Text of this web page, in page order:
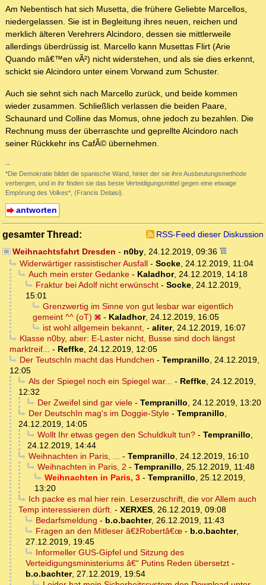
Am Nebentisch hat sich Musetta, die frühere Geliebte Marcellos,
niedergelassen. Sie ist in Begleitung ihres neuen, reichen und
merklich älteren Verehrers Alcindoro, dessen sie mittlerweile
allerdings überdrüssig ist. Marcello kann Musettas Flirt (Arie
Quando mâ€™en vÃ²) nicht widerstehen, und als sie dies erkennt,
schickt sie Alcindoro unter einem Vorwand zum Schuster.
Auch sie sehnt sich nach Marcello zurück, und beide kommen
wieder zusammen. Schließlich verlassen die beiden Paare,
Schaunard und Colline das Momus, ohne jedoch zu bezahlen. Die
Rechnung muss der überraschte und geprellte Alcindoro nach
seiner Rückkehr ins CafÃ© übernehmen.
--
*Die Demokratie bildet die spanische Wand, hinter der sie ihre Ausbeutungsmethode
verbergen, und in ihr finden sie das beste Verteidigungsmittel gegen eine etwaige
Empörung des Volkes*, (Francis Delaisi).
antworten
gesamter Thread:
RSS-Feed dieser Diskussion
Weihnachtsfahrt Dresden - n0by, 24.12.2019, 09:36
Widerwärtiger rassistischer Ausfall- Socke, 24.12.2019, 11:04
Auch mein erster Gedanke- Kaladhor, 24.12.2019, 14:18
Fraktur bei Adolf nicht erwünscht- Socke, 24.12.2019,
15:01
Grenzwertig im Sinne von gut lesbar war eigentlich
gemeint ^^ (oT)
- Kaladhor, 24.12.2019, 16:05
ist wohl allgemein bekannt, - aliter, 24.12.2019, 16:07
Klasse n0by, aber: E-Laster nicht, Busse sind doch längst
marktreif... - Reffke, 24.12.2019, 12:05
Der TeutschIn macht das Hundchen - Tempranillo, 24.12.2019,
12:05
Als der Spiegel noch ein Spiegel war... - Reffke, 24.12.2019,
12:32
Der Zweifel sind gar viele- Tempranillo, 24.12.2019, 13:20
Der DeutschIn mag's im Doggie-Style- Tempranillo,
24.12.2019, 14:05
Wollt Ihr etwas gegen den Schuldkult tun?- Tempranillo,
24.12.2019, 14:44
Weihnachten in Paris, ... - Tempranillo, 24.12.2019, 16:10
Weihnachten in Paris, 2 - Tempranillo, 25.12.2019, 11:48
Weihnachten in Paris, 3- Tempranillo, 25.12.2019,
13:20
Ich packe es mal hier rein. Leserzuschrift, die vor Allem auch
Temp interessieren dürft. - XERXES, 26.12.2019, 09:08
Bedarfsmeldung - b.o.bachter, 26.12.2019, 11:43
Fragen an den Mitleser â€žRobertâ€œ- b.o.bachter,
27.12.2019, 19:45
Informeller GUS-Gipfel und Sitzung des
Verteidigungsministeriums â€“ Putins Reden übersetzt -
b.o.bachter, 27.12.2019, 19:54